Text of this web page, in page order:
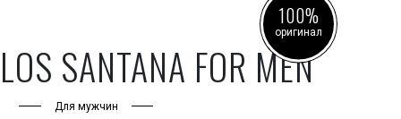
100%
оригинал
SANTANA FOR MEN
Для мужчин